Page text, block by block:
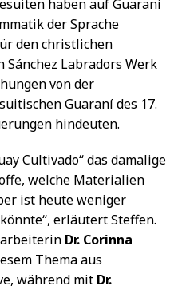
haben auf Guaraní
der Sprache
den christlichen
Labradors Werk
von der
Guaraní des 17.
hindeuten.
Cultivado“ das damalige
welche Materialien
ist heute weniger
erläutert Steffen.
Dr. Corinna
Thema aus
während mit Dr.